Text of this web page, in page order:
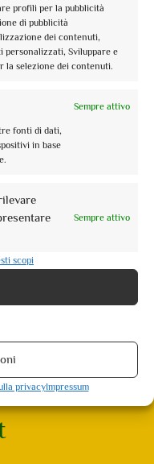
profili per la pubblicità
di pubblicità
dei contenuti,
Sviluppare e
selezione dei contenuti.
Sempre attivo
fonti di dati,
in base
Sempre attivo
scopi
privacyImpressum